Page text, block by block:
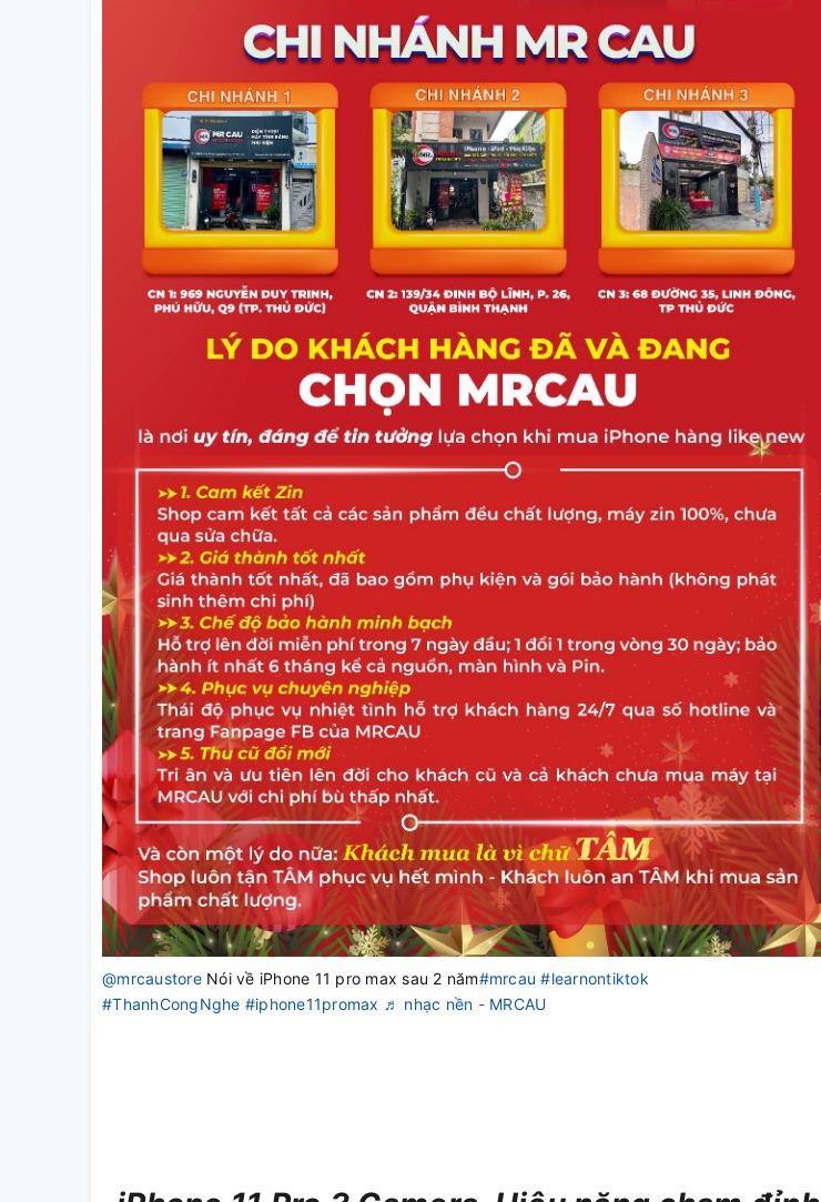
@mrcaustoreNói về iPhone 11 pro max sau 2 năm#mrcau #learnontiktok
#ThanhCongNghe #iphone11promax ♬ nhạc nền - MRCAU